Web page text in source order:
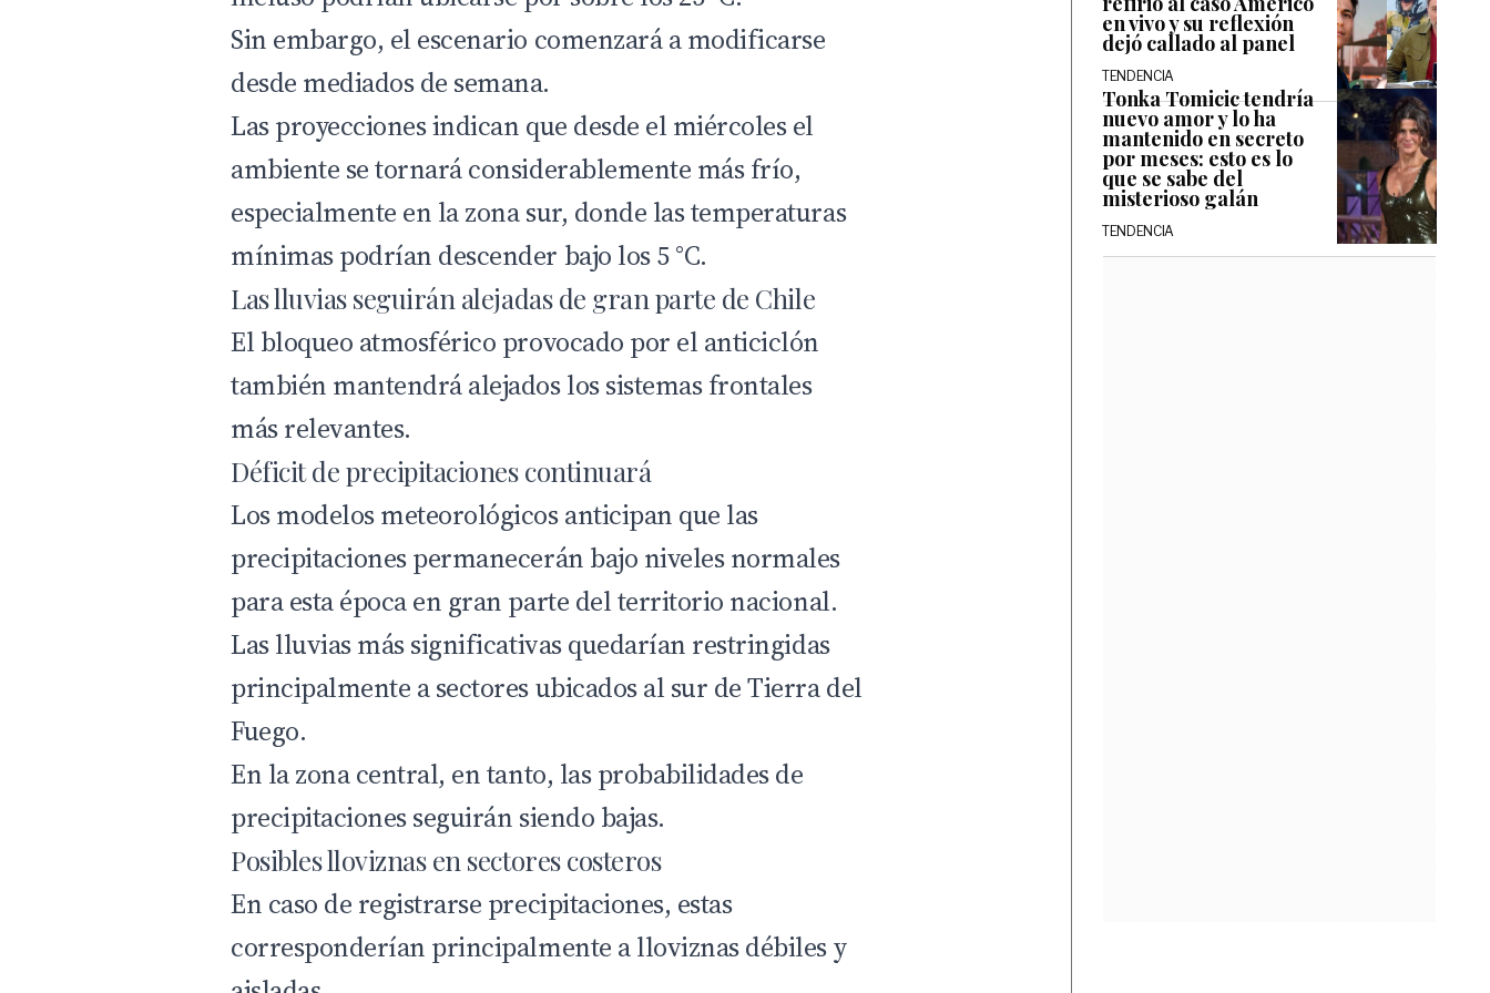
Sin embargo, el escenario comenzará a modificarse
desde mediados de semana.
Las proyecciones indican que desde el miércoles el
ambiente se tornará considerablemente más frío,
especialmente en la zona sur, donde las temperaturas
mínimas podrían descender bajo los 5 °C.
Las lluvias seguirán alejadas de gran parte de Chile
El bloqueo atmosférico provocado por el anticiclón
también mantendrá alejados los sistemas frontales
más relevantes.
Déficit de precipitaciones continuará
Los modelos meteorológicos anticipan que las
precipitaciones permanecerán bajo niveles normales
para esta época en gran parte del territorio nacional.
Las lluvias más significativas quedarían restringidas
principalmente a sectores ubicados al sur de Tierra del
Fuego.
En la zona central, en tanto, las probabilidades de
precipitaciones seguirán siendo bajas.
Posibles lloviznas en sectores costeros
En caso de registrarse precipitaciones, estas
corresponderían principalmente a lloviznas débiles y
en vivo y su reflexión
dejó callado al panel
TENDENCIA
Tonka Tomicic tendría
nuevo amor y lo ha
mantenido en secreto
por meses: esto es lo
que se sabe del
misterioso galán
TENDENCIA